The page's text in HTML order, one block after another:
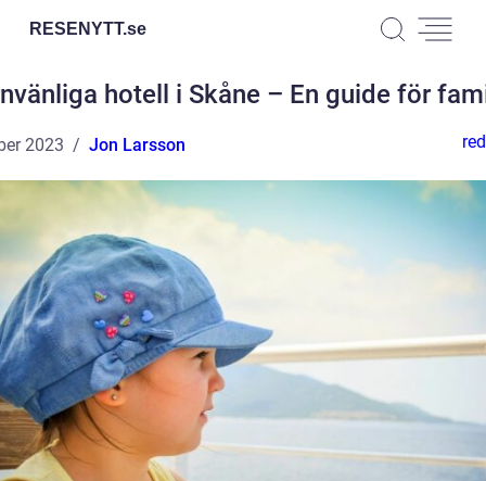
RESENYTT.se
hotell i Skåne – En guide för
2023 Jon Larsson